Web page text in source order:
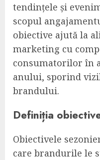
tendințele și
scopul
obiective ajută la
marketing cu
consumatorilor în
anului, sporind
brandului.
Definiția
Obiectivele
care brandurile le